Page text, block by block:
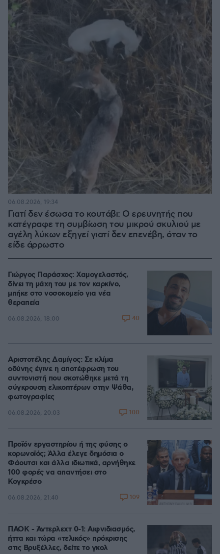
Γιατί δεν έσωσα το κουτάβι: Ο ερευνητής που
κατέγραφε τη συμβίωση του μικρού σκυλιού με
αγέλη λύκων εξηγεί γιατί δεν επενέβη, όταν το
είδε άρρωστο
06.08.2026, 19:34
Γιώργος Παράσχος: Χαμογελαστός,
δίνει τη μάχη του με τον καρκίνο,
μπήκε στο νοσοκομείο για νέα
θεραπεία
06.08.2026, 18:00 40
Αριστοτέλης Δαμίγος: Σε κλίμα
οδύνης έγινε η αποτέφρωση του
συντονιστή που σκοτώθηκε μετά τη
σύγκρουση ελικοπτέρων στην Ψάθα,
φωτογραφίες
06.08.2026, 20:03 100
Προϊόν εργαστηρίου ή της φύσης ο
κορωνοϊός; Άλλα έλεγε δημόσια ο
Φάουτσι και άλλα ιδιωτικά, αρνήθηκε
100 φορές να απαντήσει στο
Κογκρέσο
06.08.2026, 21:40 109
ΠΑΟΚ - Άντερλεχτ 0-1: Αιφνιδιασμός,
ήττα και τώρα «τελικός» πρόκρισης
στις Βρυξέλλες, δείτε το γκολ